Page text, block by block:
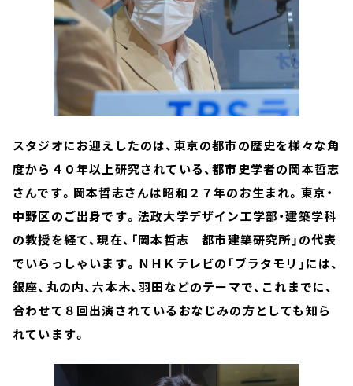
スタジオにお迎えしたのは、東京の都市の歴史を様々な角
度から４０年以上研究されている、都市史学者の岡本哲志
さんです。 岡本哲志さんは昭和２７年のお生まれ。東京・
中野区のご出身です。法政大学デザイン工学部・建築学科
の教授を経て、現在、「岡本哲志 都市建築研究所」の代表
でいらっしゃいます。ＮＨＫテレビの「ブラタモリ」には、
銀座、丸の内、六本木、羽田などのテーマで、これまでに、
合わせて８回出演されているおなじみの方としても知ら
れています。